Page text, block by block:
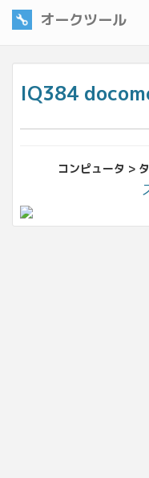
オークツール
IQ384
コンピュータ >